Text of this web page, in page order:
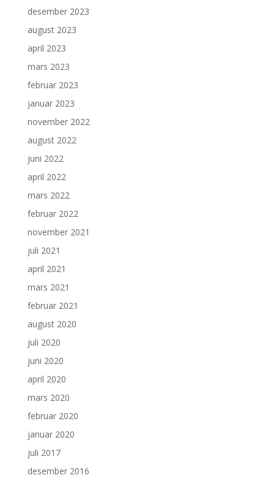
desember 2023
august 2023
april 2023
mars 2023
februar 2023
januar 2023
november 2022
august 2022
juni 2022
april 2022
mars 2022
februar 2022
november 2021
juli 2021
april 2021
mars 2021
februar 2021
august 2020
juli 2020
juni 2020
april 2020
mars 2020
februar 2020
januar 2020
juli 2017
desember 2016